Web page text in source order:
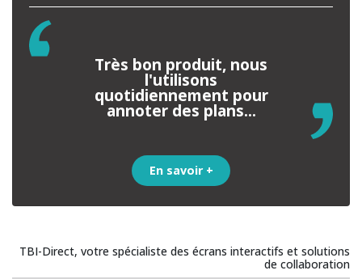
Très bon produit, nous
l'utilisons
quotidiennement pour
annoter des plans...
En savoir +
TBI-Direct, votre spécialiste des écrans interactifs et solutions
de collaboration